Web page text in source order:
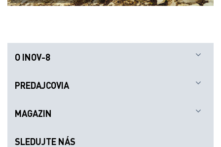
O INOV-8
PREDAJCOVIA
MAGAZIN
SLEDUJTE NÁS